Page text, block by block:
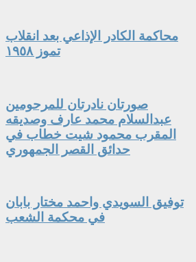
محاكمة الكادر الإذاعي بعد انقلاب
تموز ١٩٥٨
صورتان نادرتان للمرحومين
عبدالسلام محمد عارف وصديقه
المقرب محمود شيت خطاب في
حدائق القصر الجمهوري
توفيق السويدي واحمد مختار بابان
في محكمة الشعب